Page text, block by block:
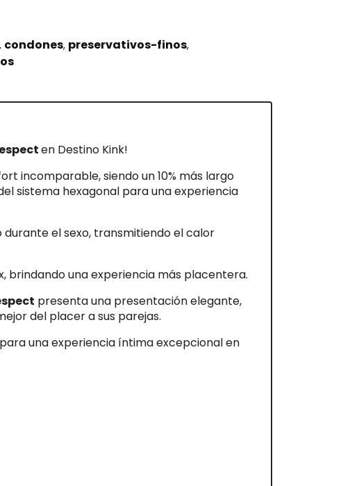
condones preservativos-finos
en Destino Kink!
incomparable, siendo un 10% más largo
sistema hexagonal para una experiencia
durante el sexo, transmitiendo el calor
brindando una experiencia más placentera.
presenta una presentación elegante,
del placer a sus parejas.
para una experiencia íntima excepcional en